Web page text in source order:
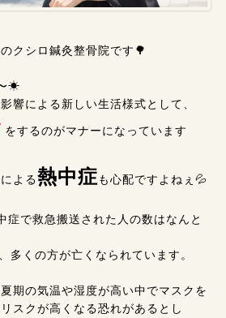
クシロ鍼灸整骨院です🌳
☀
響による新しい生活様式として、
をするのがマナーになっています
よる熱中症も心配ですよねぇ💦
症で救急搬送された人の数はなんと
多くの方が亡くなられています。
期の気温や湿度が高い中でマスクを
スクが高くなる恐れがあるとし